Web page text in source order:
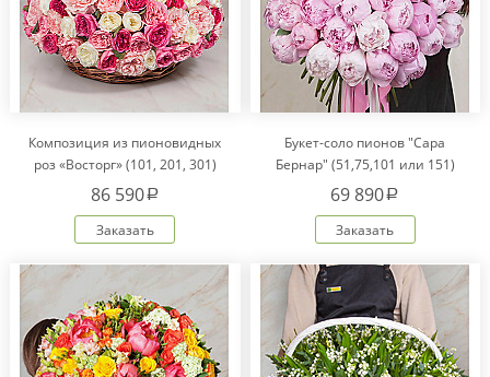
Композиция из пионовидных
роз «Восторг» (101, 201, 301)
86 590a
Заказать
Букет-соло пионов "Сара
Бернар" (51,75,101 или 151)
69 890a
Заказать